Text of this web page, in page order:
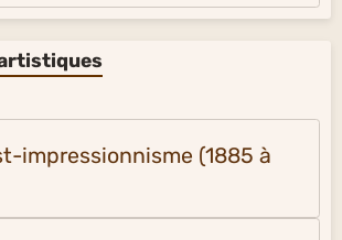
impressionnisme (1885 à